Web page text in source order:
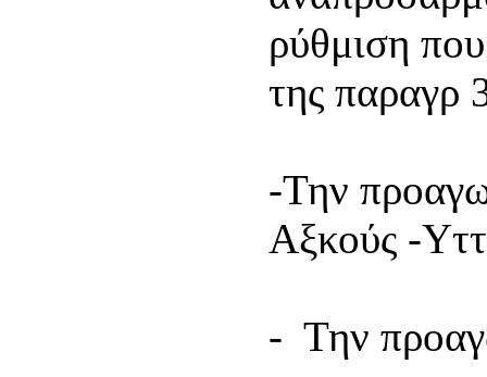
ρύθμιση
της παραγρ
-Την
Αξκούς -
- Την